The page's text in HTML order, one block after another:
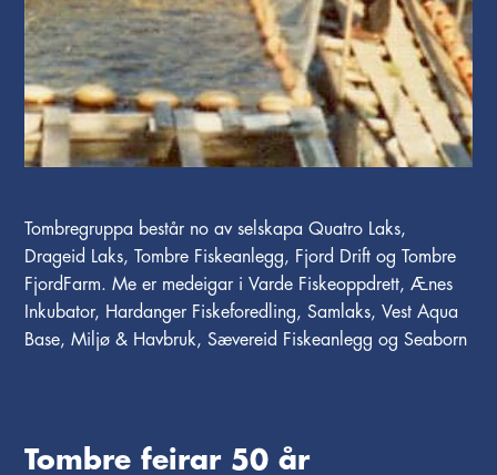
Tombregruppa består no av selskapa Quatro Laks,
Drageid Laks, Tombre Fiskeanlegg, Fjord Drift og Tombre
FjordFarm. Me er medeigar i Varde Fiskeoppdrett, Ænes
Inkubator, Hardanger Fiskeforedling, Samlaks, Vest Aqua
Base, Miljø & Havbruk, Sævereid Fiskeanlegg og Seaborn
Tombre feirar 50 år